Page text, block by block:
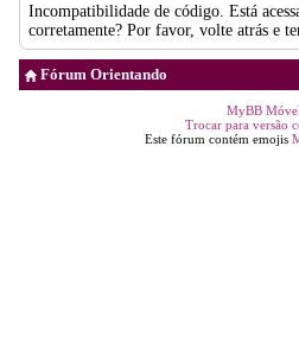
Incompatibilidade de código. Está
corretamente? Por favor, volte atrás e
Fórum Orientando
MyBB Móvel
Trocar para versão
Este fórum contém emojis